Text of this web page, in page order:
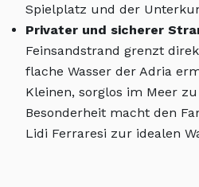
Spielplatz und der
Privater und sicherer
Feinsandstrand grenzt
flache Wasser der Adria
Kleinen, sorglos im Meer
Besonderheit macht den
Lidi Ferraresi zur idealen